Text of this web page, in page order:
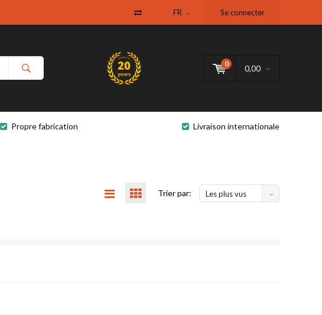
FR Se connecter
0
0,00
Propre fabrication Livraison internationale
Trier par: Les plus vus